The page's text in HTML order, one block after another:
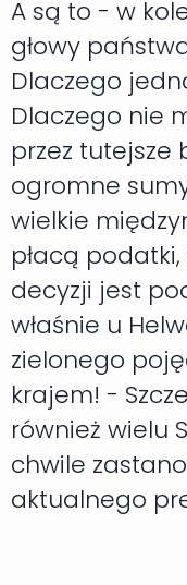
A są to - w
głowy
Dlaczego
Dlaczego nie
przez tutejsze
ogromne
wielkie
płacą
decyzji jest
właśnie u
zielonego
krajem! -
również wielu
chwile
aktualnego